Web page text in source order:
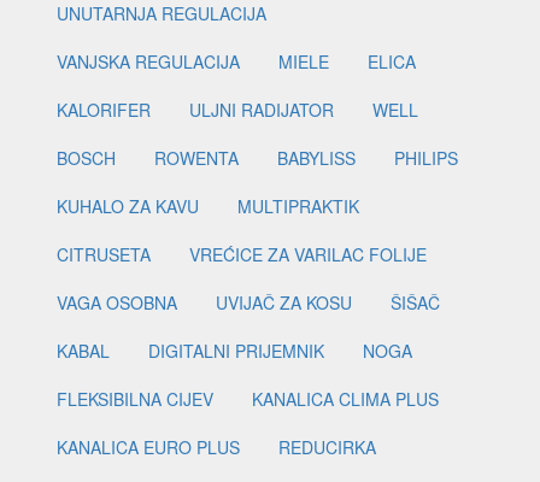
UNUTARNJA REGULACIJA
VANJSKA REGULACIJA
MIELE
ELICA
KALORIFER
ULJNI RADIJATOR
WELL
BOSCH
ROWENTA BABYLISS
PHILIPS
KUHALO ZA KAVU
MULTIPRAKTIK
CITRUSETA
VREĆICE ZA VARILAC FOLIJE
VAGA OSOBNA
UVIJAČ ZA KOSU
ŠIŠAČ
KABAL
DIGITALNI PRIJEMNIK
NOGA
FLEKSIBILNA CIJEV
KANALICA CLIMA PLUS
KANALICA EURO PLUS
REDUCIRKA